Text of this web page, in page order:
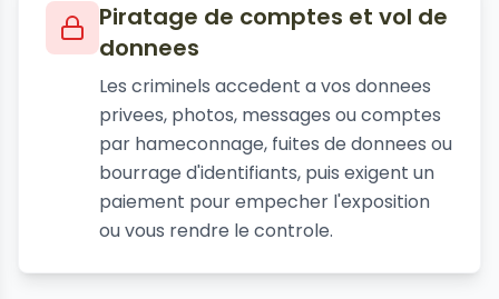
Piratage de comptes et vol de
donnees
Les criminels accedent a vos donnees
privees, photos, messages ou comptes
par hameconnage, fuites de donnees ou
bourrage d'identifiants, puis exigent un
paiement pour empecher l'exposition
ou vous rendre le controle.